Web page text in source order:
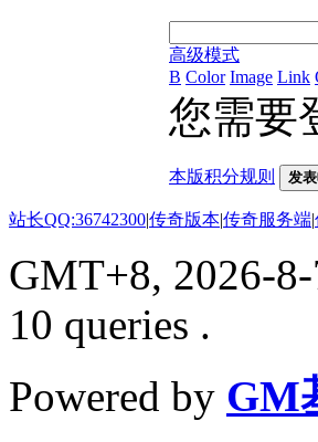
高级模式
B Color Image Link
您需要
本版积分规则 发
站长QQ:36742300|传奇版本|传奇服务端|
GMT+8, 2026-
10 queries .
Powered by GM